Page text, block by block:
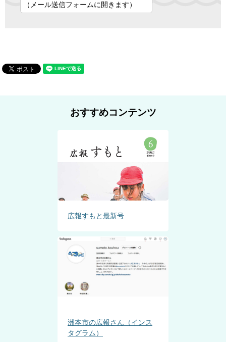
（メール送信フォームに開きます）
おすすめコンテンツ
広報すもと最新号
洲本市の広報さん（インス
タグラム）